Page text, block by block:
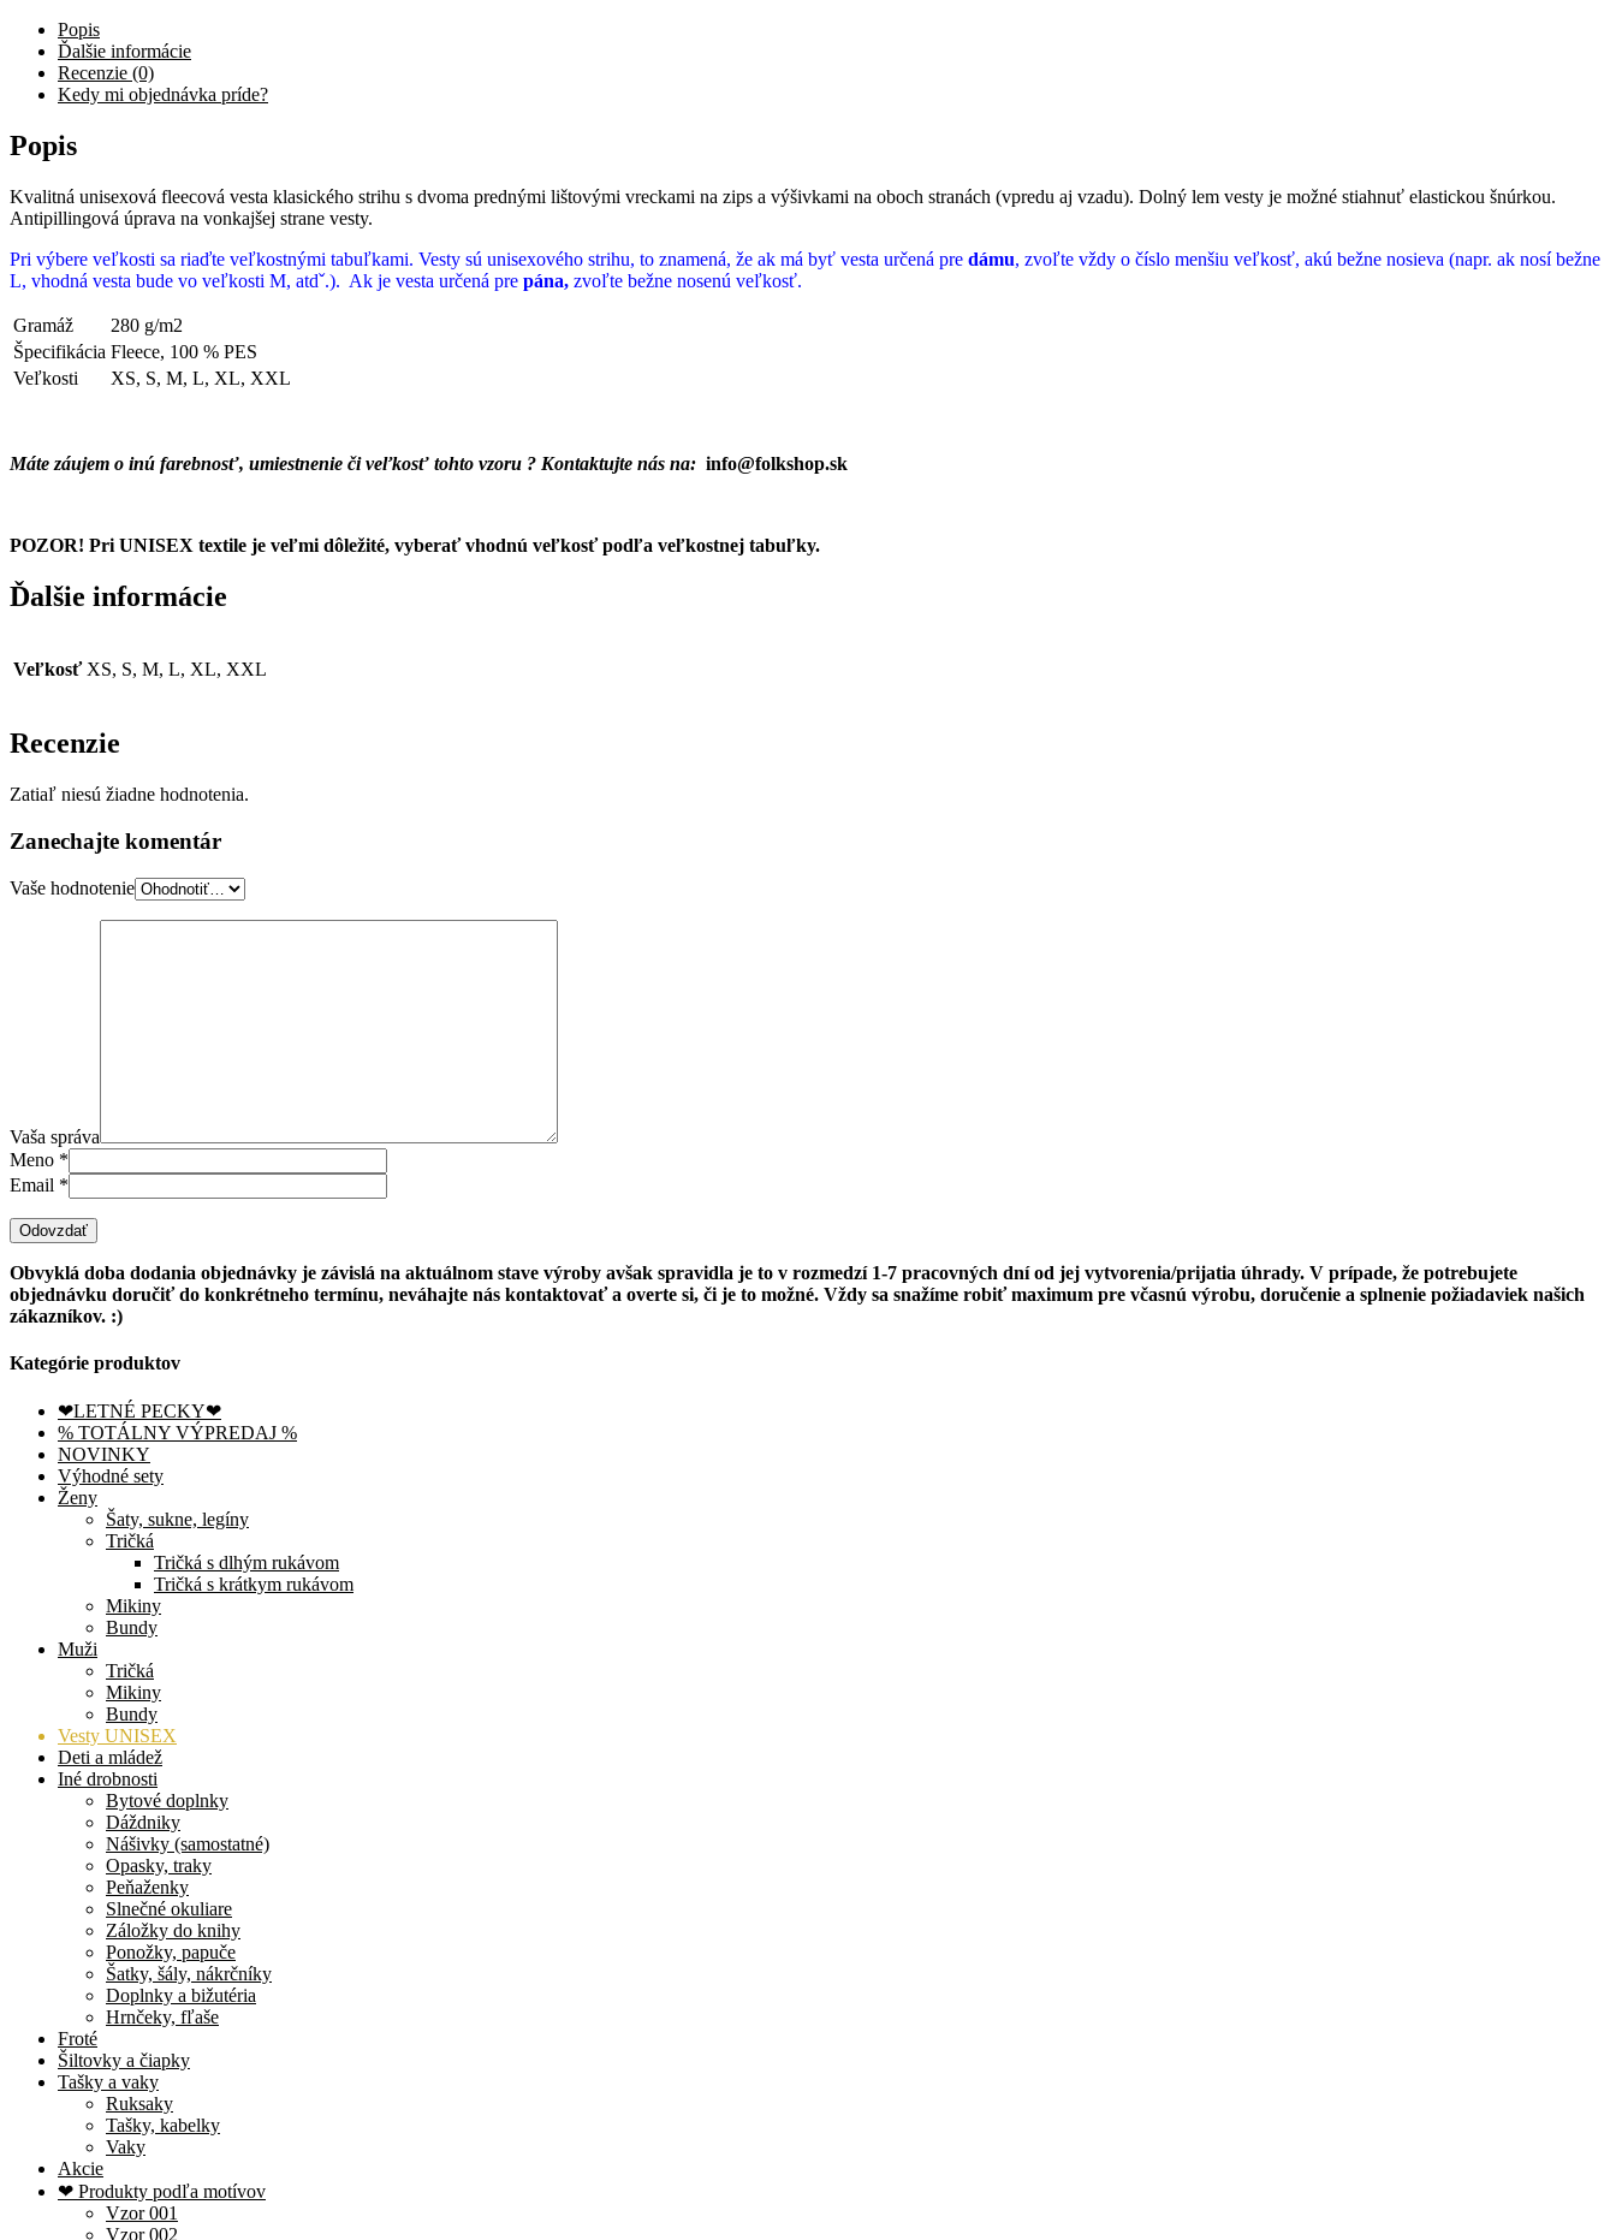
Popis
Ďalšie informácie
Recenzie (0)
Kedy mi objednávka príde?
Popis
Kvalitná unisexová fleecová vesta klasického strihu s dvoma prednými lištovými vreckami na zips a výšivkami na oboch stranách (vpredu aj vzadu). Dolný lem vesty je možné stiahnuť elastickou šnúrkou.
Antipillingová úprava na vonkajšej strane vesty.
Pri výbere veľkosti sa riaďte veľkostnými tabuľkami. Vesty sú unisexového strihu, to znamená, že ak má byť vesta určená pre dámu, zvoľte vždy o číslo menšiu veľkosť, akú bežne nosieva (napr. ak nosí bežne
L, vhodná vesta bude vo veľkosti M, atdˇ.). Ak je vesta určená pre pána, zvoľte bežne nosenú veľkosť.
Gramáž
280 g/m2
Špecifikácia Fleece, 100 % PES
Veľkosti
XS, S, M, L, XL, XXL
Máte záujem o inú farebnosť, umiestnenie či veľkosť tohto vzoru ? Kontaktujte nás na: info@folkshop.sk
POZOR! Pri UNISEX textile je veľmi dôležité, vyberať vhodnú veľkosť podľa veľkostnej tabuľky.
Ďalšie informácie
Veľkosť XS, S, M, L, XL, XXL
Recenzie
Zatiaľ niesú žiadne hodnotenia.
Zanechajte komentár
Vaše hodnotenie
Vaša správa
Meno *
Email *
Obvyklá doba dodania objednávky je závislá na aktuálnom stave výroby avšak spravidla je to v rozmedzí 1-7 pracovných dní od jej vytvorenia/prijatia úhrady. V prípade, že potrebujete
objednávku doručiť do konkrétneho termínu, neváhajte nás kontaktovať a overte si, či je to možné. Vždy sa snažíme robiť maximum pre včasnú výrobu, doručenie a splnenie požiadaviek našich
zákazníkov. :)
Kategórie produktov
❤LETNÉ PECKY❤
% TOTÁLNY VÝPREDAJ %
NOVINKY
Výhodné sety
Ženy
Šaty, sukne, legíny
Tričká
Tričká s dlhým rukávom
Tričká s krátkym rukávom
Mikiny
Bundy
Muži
Tričká
Mikiny
Bundy
Vesty UNISEX
Deti a mládež
Iné drobnosti
Bytové doplnky
Dáždniky
Nášivky (samostatné)
Opasky, traky
Peňaženky
Slnečné okuliare
Záložky do knihy
Ponožky, papuče
Šatky, šály, nákrčníky
Doplnky a bižutéria
Hrnčeky, fľaše
Froté
Šiltovky a čiapky
Tašky a vaky
Ruksaky
Tašky, kabelky
Vaky
Akcie
❤ Produkty podľa motívov
Vzor 001
Vzor 002